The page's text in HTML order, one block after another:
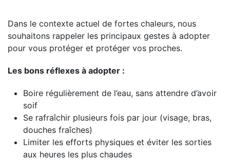
Dans le contexte actuel de fortes chaleurs, nous
souhaitons rappeler les principaux gestes à adopter
pour vous protéger et protéger vos proches.
Les bons réflexes à adopter :
Boire régulièrement de l’eau, sans attendre d’avoir
soif
Se rafraîchir plusieurs fois par jour (visage, bras,
douches fraîches)
Limiter les efforts physiques et éviter les sorties
aux heures les plus chaudes